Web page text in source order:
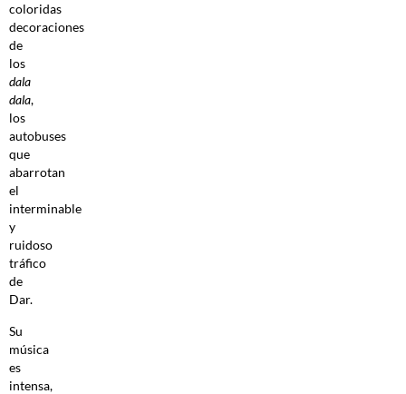
coloridas
decoraciones
de
los
dala
dala,
los
autobuses
que
abarrotan
el
interminable
y
ruidoso
tráfico
de
Dar.
Su
música
es
intensa,